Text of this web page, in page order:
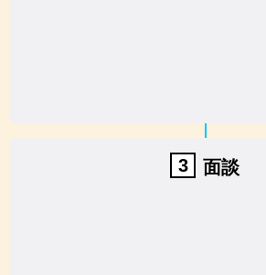
3 面談